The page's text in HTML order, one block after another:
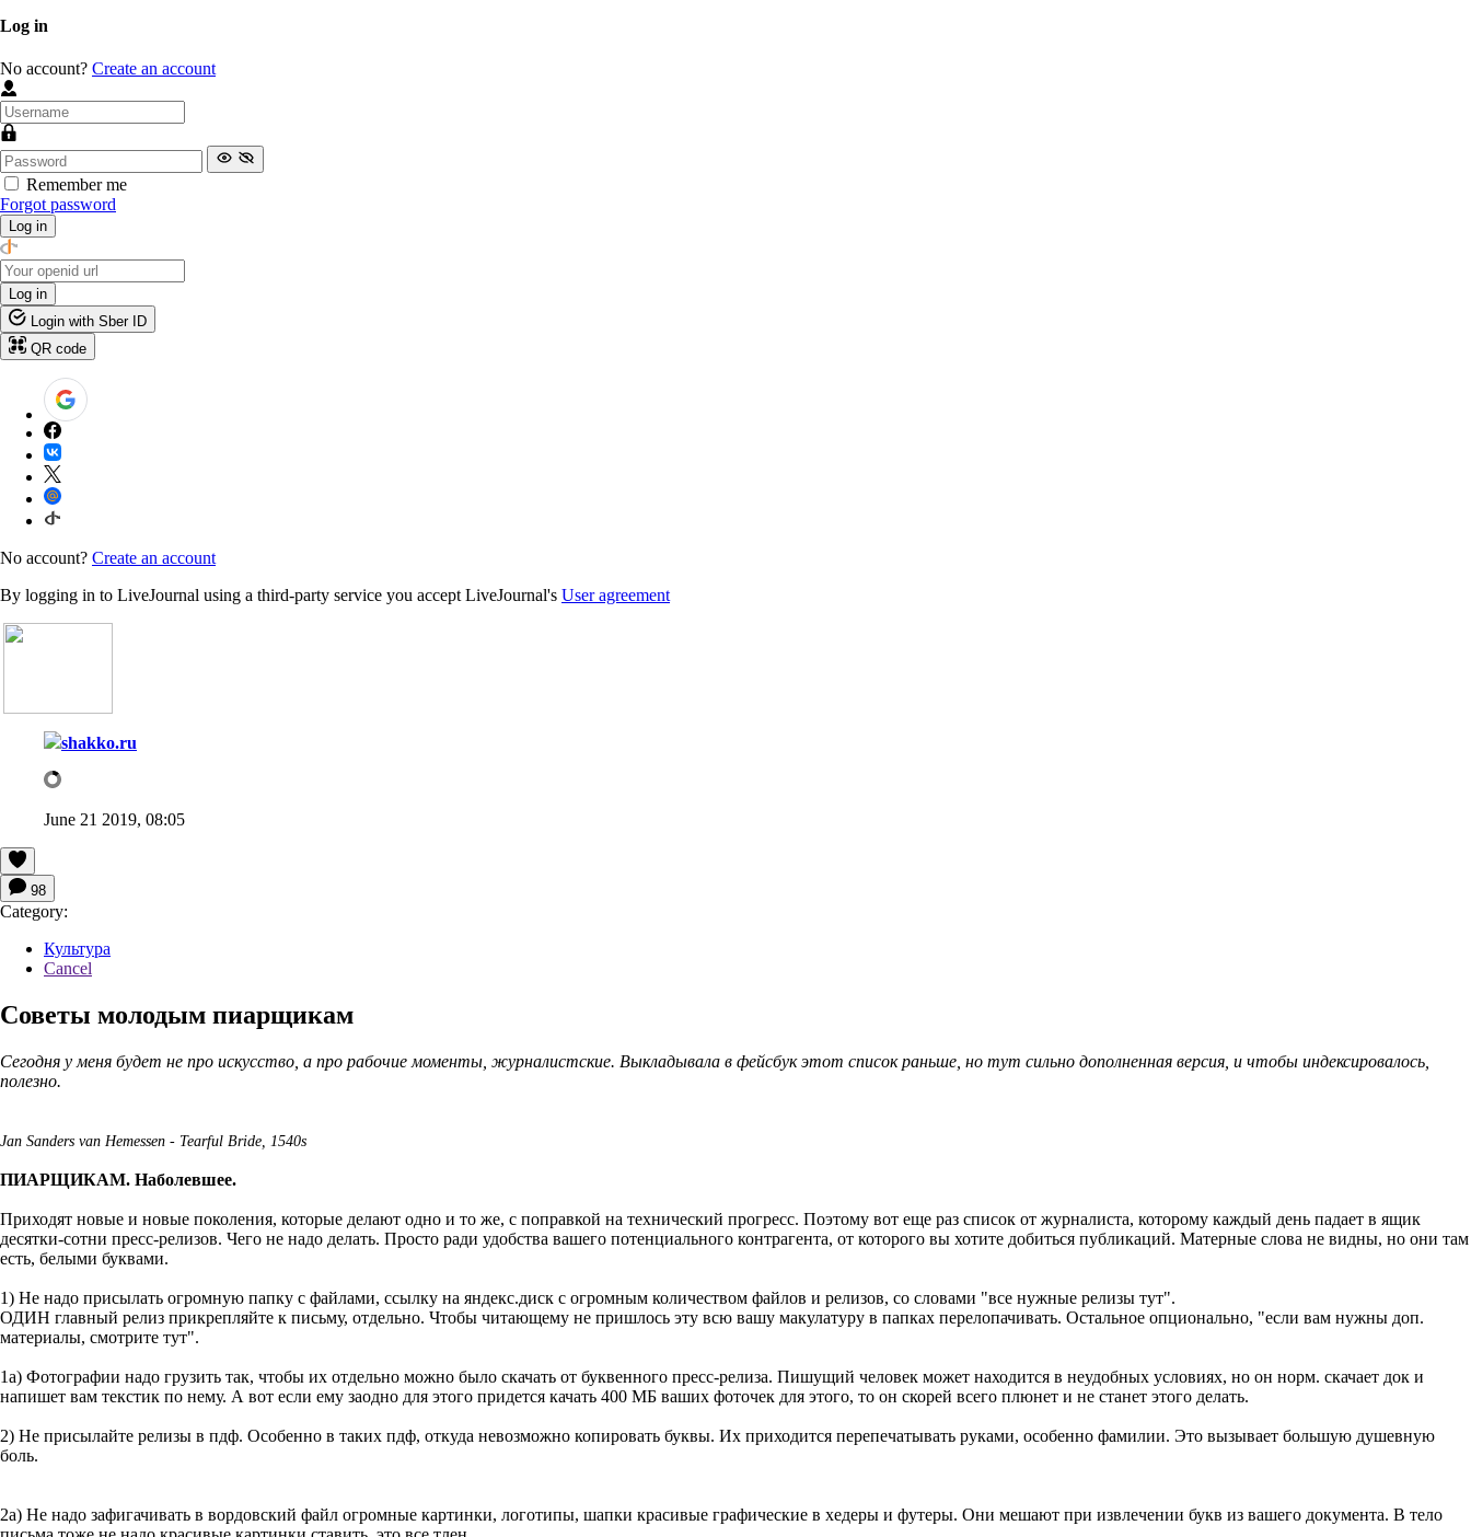
Log in
No account? Create an account
Remember me
Forgot password
Log in
Log in
Login with Sber ID
QR code
No account? Create an account
By logging in to LiveJournal using a third-party service you accept LiveJournal's User agreement
shakko.ru
June 21 2019, 08:05
98
Category:
Культура
Cancel
Советы молодым пиарщикам
Сегодня у меня будет не про искусство, а про рабочие моменты, журналистские. Выкладывала в фейсбук этот список раньше, но тут сильно дополненная версия, и чтобы индексировалось,
полезно.
Jan Sanders van Hemessen - Tearful Bride, 1540s
ПИАРЩИКАМ. Наболевшее.
Приходят новые и новые поколения, которые делают одно и то же, с поправкой на технический прогресс. Поэтому вот еще раз список от журналиста, которому каждый день падает в ящик
десятки-сотни пресс-релизов. Чего не надо делать. Просто ради удобства вашего потенциального контрагента, от которого вы хотите добиться публикаций. Матерные слова не видны, но они там
есть, белыми буквами.
1) Не надо присылать огромную папку с файлами, ссылку на яндекс.диск с огромным количеством файлов и релизов, со словами "все нужные релизы тут".
ОДИН главный релиз прикрепляйте к письму, отдельно. Чтобы читающему не пришлось эту всю вашу макулатуру в папках перелопачивать. Остальное опционально, "если вам нужны доп.
материалы, смотрите тут".
1а) Фотографии надо грузить так, чтобы их отдельно можно было скачать от буквенного пресс-релиза. Пишущий человек может находится в неудобных условиях, но он норм. скачает док и
напишет вам текстик по нему. А вот если ему заодно для этого придется качать 400 МБ ваших фоточек для этого, то он скорей всего плюнет и не станет этого делать.
2) Не присылайте релизы в пдф. Особенно в таких пдф, откуда невозможно копировать буквы. Их приходится перепечатывать руками, особенно фамилии. Это вызывает большую душевную
боль.
2а) Не надо зафигачивать в вордовский файл огромные картинки, логотипы, шапки красивые графические в хедеры и футеры. Они мешают при извлечении букв из вашего документа. В тело